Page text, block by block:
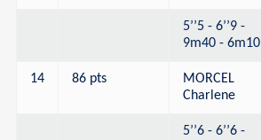
5’’5 - 6’’9 -
9m40 - 6m10
14 86 pts
MORCEL
Charlene
5’’6 - 6’’6 -